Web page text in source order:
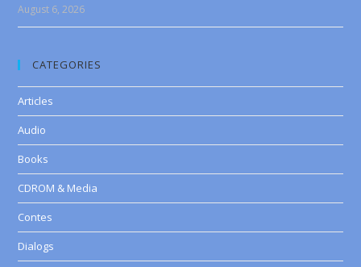
August 6, 2026
CATEGORIES
Articles
Audio
Books
CDROM & Media
Contes
Dialogs